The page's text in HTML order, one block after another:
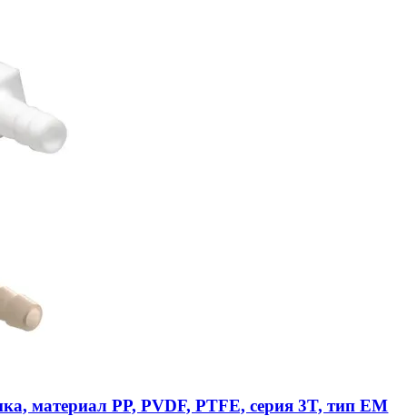
материал PP, PVDF, PTFE, серия 3T, тип EM